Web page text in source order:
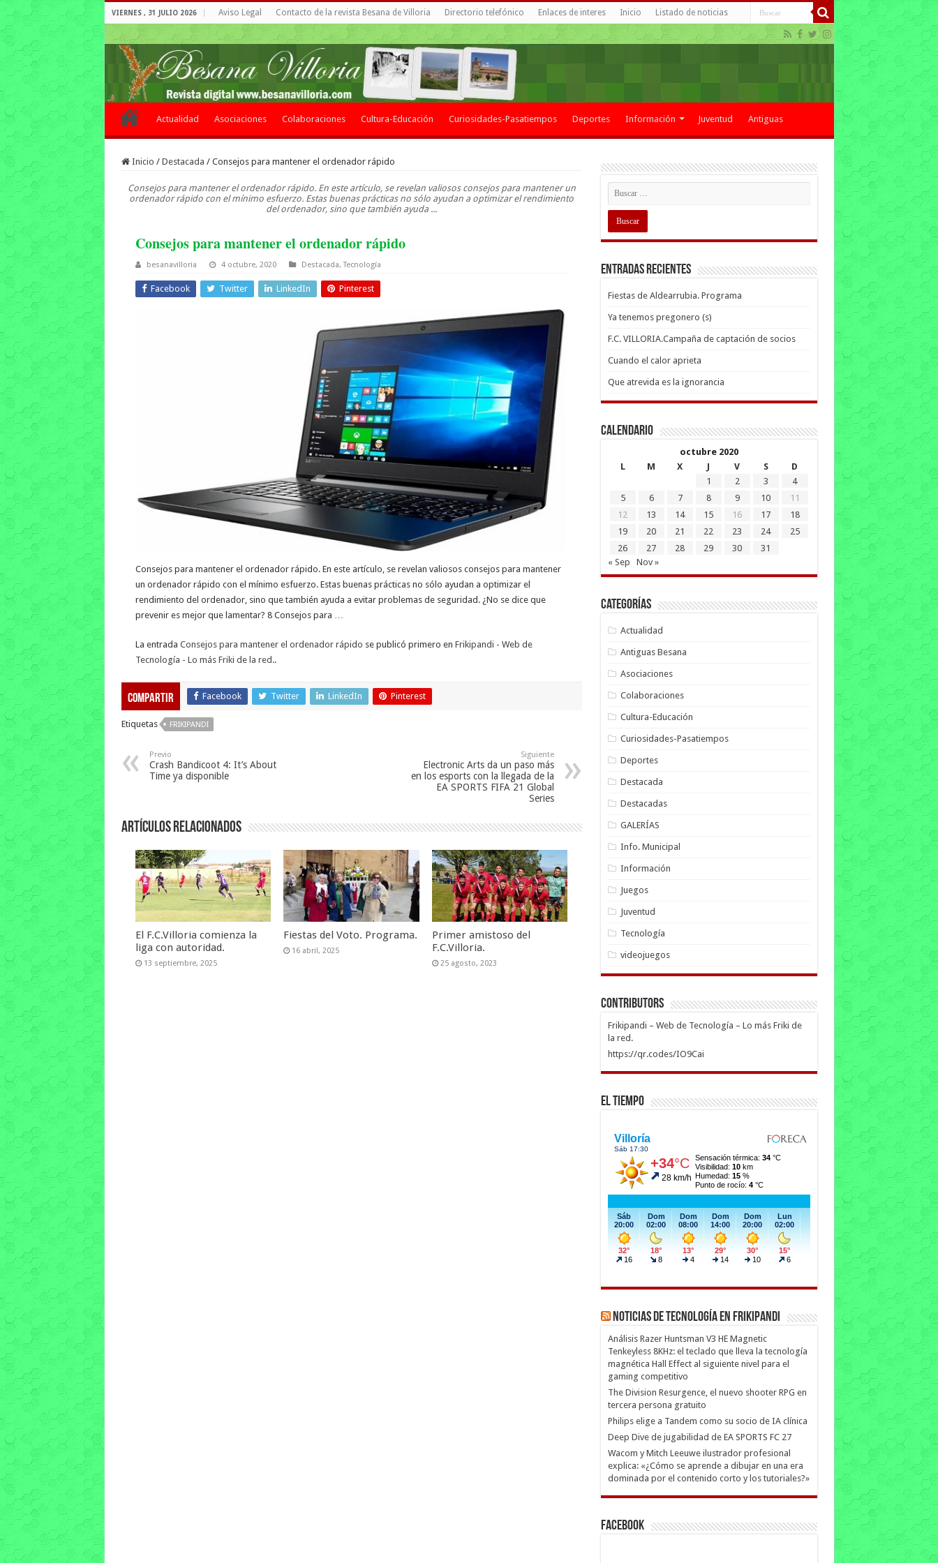
VIERNES , 31 JULIO 2026 Aviso Legal Contacto de la revista Besana de Villoria Directorio telefónico Enlaces de interes Inicio Listado de noticias
Actualidad Asociaciones Colaboraciones Cultura-Educación Curiosidades-Pasatiempos Deportes Información Juventud Antiguas
Inicio / Destacada / Consejos para mantener el ordenador rápido
Consejos para mantener el ordenador rápido. En este artículo, se revelan valiosos consejos para mantener un
ordenador rápido con el mínimo esfuerzo. Estas buenas prácticas no sólo ayudan a optimizar el rendimiento
del ordenador, sino que también ayuda ...
Consejos para mantener el ordenador rápido
besanavilloria 4 octubre, 2020 Destacada,Tecnología
Facebook Twitter LinkedIn Pinterest
Consejos para mantener el ordenador rápido. En este artículo, se revelan valiosos consejos para mantener
un ordenador rápido con el mínimo esfuerzo. Estas buenas prácticas no sólo ayudan a optimizar el
rendimiento del ordenador, sino que también ayuda a evitar problemas de seguridad. ¿No se dice que
prevenir es mejor que lamentar? 8 Consejos para …
La entrada Consejos para mantener el ordenador rápido se publicó primero en Frikipandi - Web de
Tecnología - Lo más Friki de la red..
Compartir Facebook Twitter LinkedIn Pinterest
Etiquetas FRIKIPANDI
Previo
Crash Bandicoot 4: It’s About
Time ya disponible
Siguiente
Electronic Arts da un paso más
en los esports con la llegada de la
EA SPORTS FIFA 21 Global
Series
Artículos relacionados
El F.C.Villoria comienza la
liga con autoridad.
13 septiembre, 2025
Fiestas del Voto. Programa.
16 abril, 2025
Primer amistoso del
F.C.Villoria.
25 agosto, 2023
Entradas recientes
Fiestas de Aldearrubia. Programa
Ya tenemos pregonero (s)
F.C. VILLORIA.Campaña de captación de socios
Cuando el calor aprieta
Que atrevida es la ignorancia
Calendario
octubre 2020
L
M X J V S
D
1
2 3
4
5
6 7 8 9 10
11
12
13 14 15 16 17
18
19
20 21 22 23 24
25
26
27 28 29 30
31
« Sep
Nov »
Categorías
Actualidad
Antiguas Besana
Asociaciones
Colaboraciones
Cultura-Educación
Curiosidades-Pasatiempos
Deportes
Destacada
Destacadas
GALERÍAS
Info. Municipal
Información
Juegos
Juventud
Tecnología
videojuegos
Contributors
Frikipandi – Web de Tecnología – Lo más Friki de
la red.
https://qr.codes/IO9Cai
El Tiempo
Noticias de Tecnología en Frikipandi
Análisis Razer Huntsman V3 HE Magnetic
Tenkeyless 8KHz: el teclado que lleva la tecnología
magnética Hall Effect al siguiente nivel para el
gaming competitivo
The Division Resurgence, el nuevo shooter RPG en
tercera persona gratuito
Philips elige a Tandem como su socio de IA clínica
Deep Dive de jugabilidad de EA SPORTS FC 27
Wacom y Mitch Leeuwe ilustrador profesional
explica: «¿Cómo se aprende a dibujar en una era
dominada por el contenido corto y los tutoriales?»
Facebook